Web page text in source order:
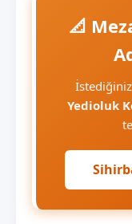
📐
Yedioluk